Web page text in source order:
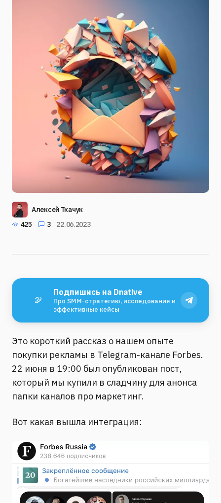
Алексей Ткачук
425
3 22.06.2023
Подпишись на Dnative
Про SMM-стратегию, исследования и
эффективные кейсы
Это короткий рассказ о нашем опыте
покупки рекламы в Telegram-канале Forbes.
22 июня в 19:00 был опубликован пост,
который мы купили в сладчину для анонса
папки каналов про маркетинг.
Вот какая вышла интеграция: